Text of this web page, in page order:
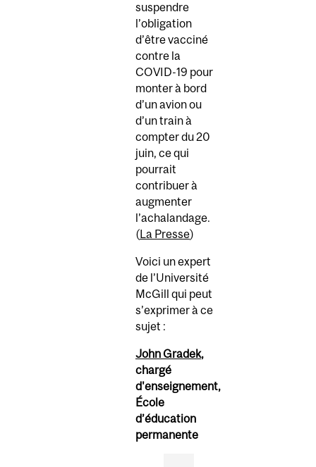
suspendre
l’obligation
d’être vacciné
contre la
COVID-19 pour
monter à bord
d’un avion ou
d’un train à
compter du 20
juin, ce qui
pourrait
contribuer à
augmenter
l’achalandage.
(La Presse)
Voici un expert
de l’Université
McGill qui peut
s’exprimer à ce
sujet :
John Gradek,
chargé
d'enseignement,
École
d’éducation
permanente